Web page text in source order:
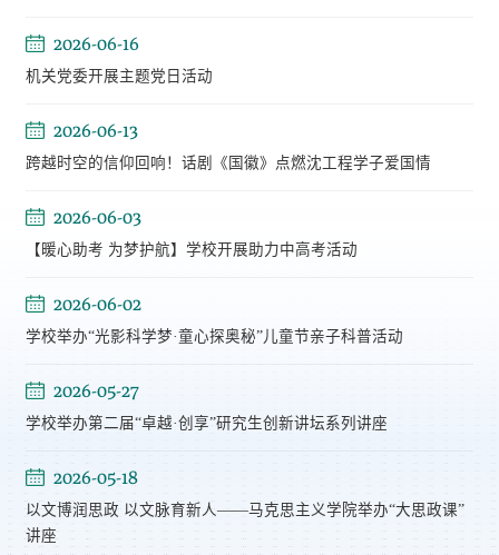
2026-06-16
机关党委开展主题党日活动
2026-06-13
跨越时空的信仰回响！话剧《国徽》点燃沈工程学子爱国情
2026-06-03
【暖心助考 为梦护航】学校开展助力中高考活动
2026-06-02
学校举办“光影科学梦·童心探奥秘”儿童节亲子科普活动
2026-05-27
学校举办第二届“卓越·创享”研究生创新讲坛系列讲座
2026-05-18
以文博润思政 以文脉育新人——马克思主义学院举办“大思政课”
讲座